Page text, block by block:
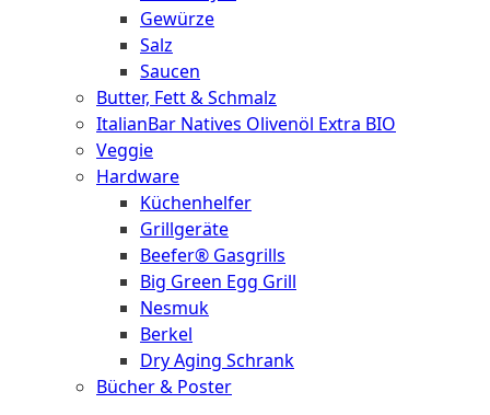
Gewürze
Salz
Saucen
Butter, Fett & Schmalz
ItalianBar Natives Olivenöl Extra BIO
Veggie
Hardware
Küchenhelfer
Grillgeräte
Beefer® Gasgrills
Big Green Egg Grill
Nesmuk
Berkel
Dry Aging Schrank
Bücher & Poster